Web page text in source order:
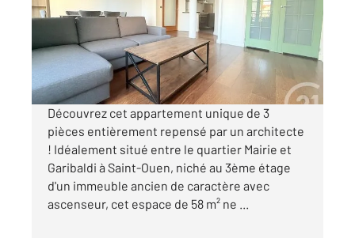
Appartement F2 à vendre
439 900 €
Visiter le site dédié
Découvrez cet appartement unique de 3
pièces entièrement repensé par un architecte
! Idéalement situé entre le quartier Mairie et
Garibaldi à Saint-Ouen, niché au 3ème étage
d'un immeuble ancien de caractère avec
ascenseur, cet espace de 58 m² ne ...